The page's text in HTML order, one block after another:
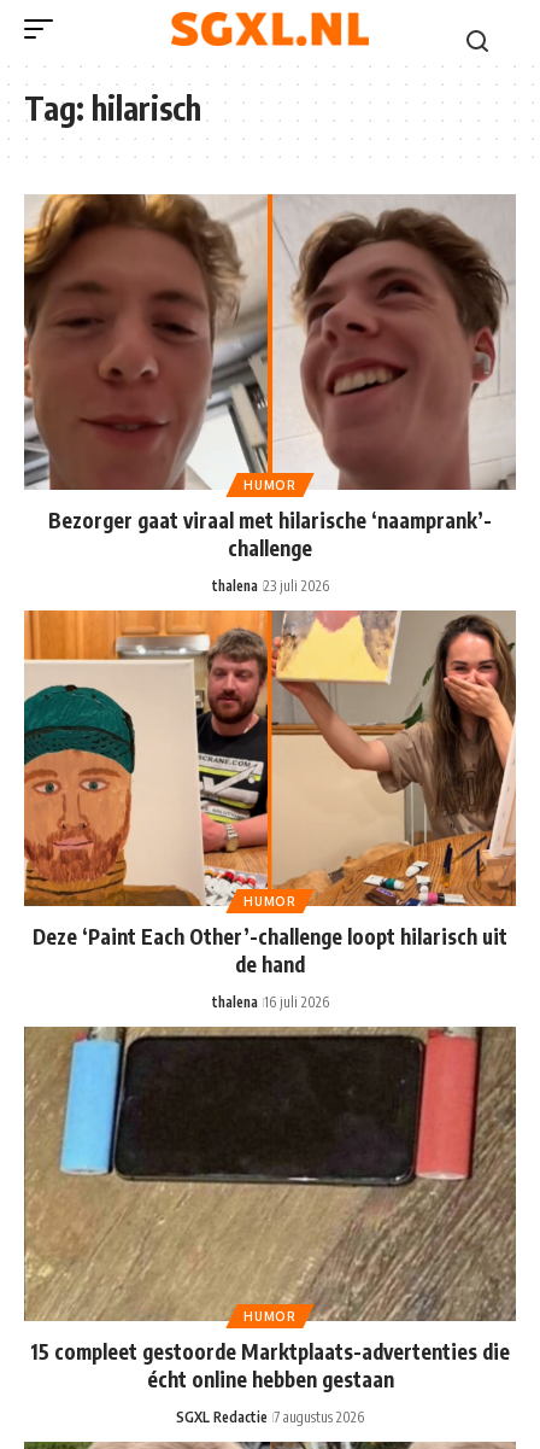
Tag: hilarisch
HUMOR
Bezorger gaat viraal met hilarische ‘naamprank’-
challenge
thalena 23 juli 2026
HUMOR
Deze ‘Paint Each Other’-challenge loopt hilarisch uit
de hand
thalena 16 juli 2026
HUMOR
15 compleet gestoorde Marktplaats-advertenties die
écht online hebben gestaan
SGXL Redactie 7 augustus 2026